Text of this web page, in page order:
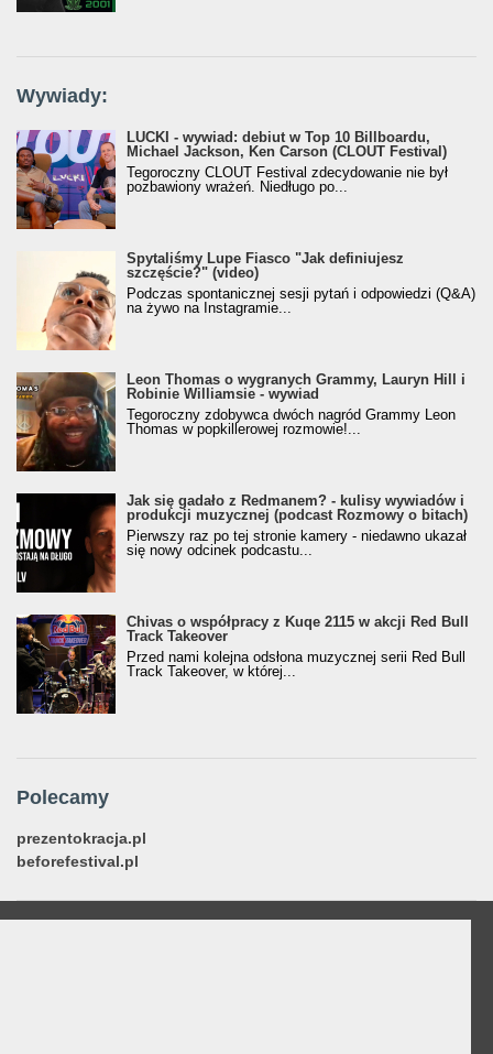
Wywiady:
LUCKI - wywiad: debiut w Top 10 Billboardu,
Michael Jackson, Ken Carson (CLOUT Festival)
Tegoroczny CLOUT Festival zdecydowanie nie był
pozbawiony wrażeń. Niedługo po...
Spytaliśmy Lupe Fiasco "Jak definiujesz
szczęście?" (video)
Podczas spontanicznej sesji pytań i odpowiedzi (Q&A)
na żywo na Instagramie...
Leon Thomas o wygranych Grammy, Lauryn Hill i
Robinie Williamsie - wywiad
Tegoroczny zdobywca dwóch nagród Grammy Leon
Thomas w popkillerowej rozmowie!...
Jak się gadało z Redmanem? - kulisy wywiadów i
produkcji muzycznej (podcast Rozmowy o bitach)
Pierwszy raz po tej stronie kamery - niedawno ukazał
się nowy odcinek podcastu...
Chivas o współpracy z Kuqe 2115 w akcji Red Bull
Track Takeover
Przed nami kolejna odsłona muzycznej serii Red Bull
Track Takeover, w której...
Polecamy
prezentokracja.pl
beforefestival.pl